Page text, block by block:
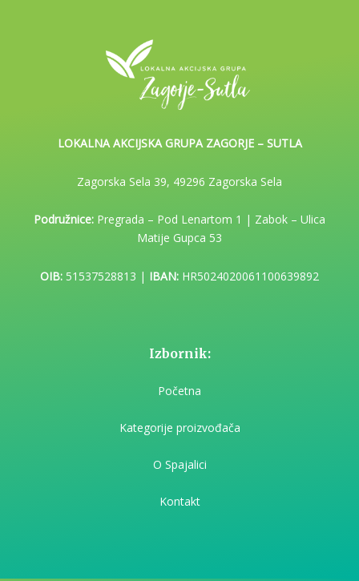
LOKALNA AKCIJSKA GRUPA ZAGORJE – SUTLA
Zagorska Sela 39, 49296 Zagorska Sela
Podružnice: Pregrada – Pod Lenartom 1 | Zabok – Ulica
Matije Gupca 53
OIB: 51537528813 | IBAN: HR5024020061100639892
Izbornik:
Početna
Kategorije proizvođača
O Spajalici
Kontakt